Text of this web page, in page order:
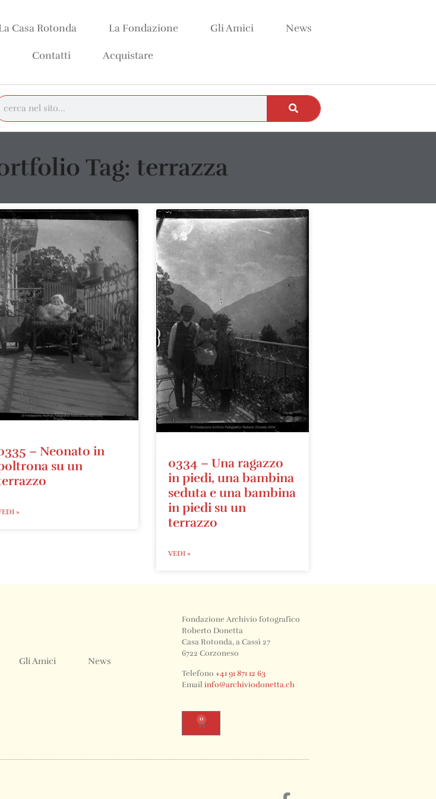
Casa Rotonda La Fondazione Gli Amici News
Contatti Acquistare
Tag: terrazza
– Neonato in
su un
»
0334 – Una ragazzo
in piedi, una bambina
seduta e una bambina
in piedi su un
terrazzo
VEDI »
Gli Amici News
Fondazione Archivio fotografico
Roberto Donetta
Casa Rotonda, a Cassì 27
6722 Corzoneso
Telefono +41 91 871 12 63
Email info@archiviodonetta.ch
0